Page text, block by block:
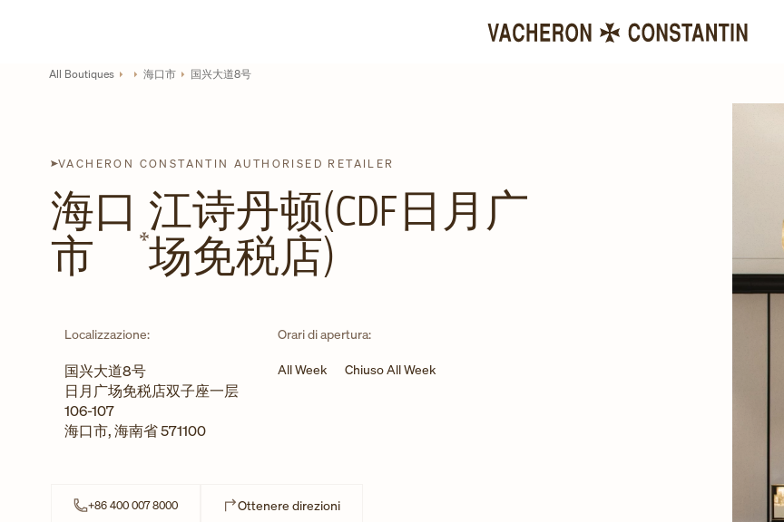
Return to Nav
All Boutiques 海口市 国兴大道8号
VACHERON CONSTANTIN AUTHORISED RETAILER
海口
市
江诗丹顿(CDF日月广
场免税店)
Localizzazione:
国兴大道8号
日月广场免税店双子座一层
106-107
海口市,海南省571100
Orari di apertura:
All Week Chiuso All Week
+86 400 007 8000 Ottenere direzioniLink Opens in New Tab